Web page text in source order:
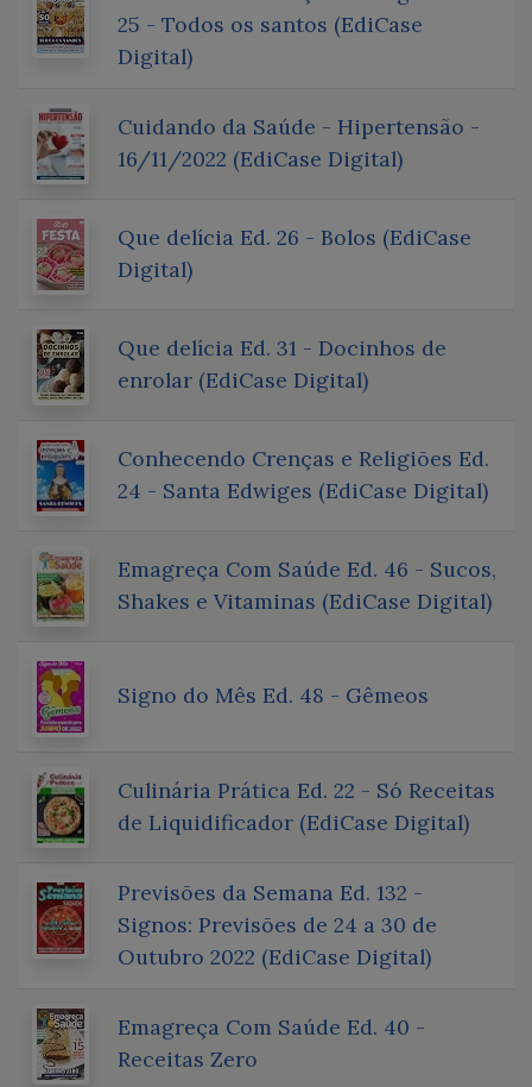
25 - Todos os santos (EdiCase
Digital)
Cuidando da Saúde - Hipertensão -
16/11/2022 (EdiCase Digital)
Que delícia Ed. 26 - Bolos (EdiCase
Digital)
Que delícia Ed. 31 - Docinhos de
enrolar (EdiCase Digital)
Conhecendo Crenças e Religiões Ed.
24 - Santa Edwiges (EdiCase Digital)
Emagreça Com Saúde Ed. 46 - Sucos,
Shakes e Vitaminas (EdiCase Digital)
Signo do Mês Ed. 48 - Gêmeos
Culinária Prática Ed. 22 - Só Receitas
de Liquidificador (EdiCase Digital)
Previsões da Semana Ed. 132 -
Signos: Previsões de 24 a 30 de
Outubro 2022 (EdiCase Digital)
Emagreça Com Saúde Ed. 40 -
Receitas Zero